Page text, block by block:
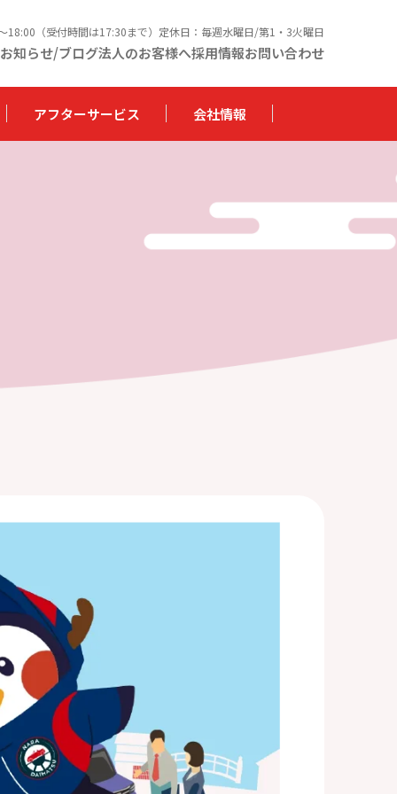
18:00（受付時間は17:30まで）定休日：毎週水曜日/第1・3火曜日
お知らせ/ブログ法人のお客様へ採用情報お問い合わせ
アフターサービス 会社情報